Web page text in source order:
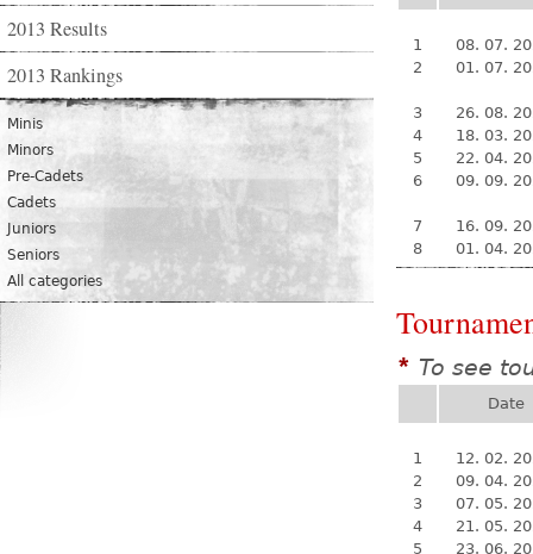
2013 Results
2013 Rankings
Minis
Minors
Pre-Cadets
Cadets
Juniors
Seniors
All categories
1
08. 07.
2
01. 07.
3
26. 08.
4
18. 03.
5
22. 04.
6
09. 09.
7
16. 09.
8
01. 04.
* To see
Date
1
12. 02.
2
09. 04.
3
07. 05.
4
21. 05.
5
23. 06.